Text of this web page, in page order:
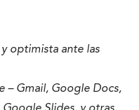
optimista ante las
– Gmail, Google Docs,